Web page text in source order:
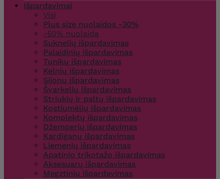
Išpardavimai
Visi
Plus size nuolaidos -30%
-50% nuolaida
Suknelių išpardavimas
Palaidinių išpardavimas
Tunikų išpardavimas
Kelnių išpardavimas
Sijonų išpardavimas
Švarkelių išpardavimas
Striukių ir paltų išpardavimas
Kostiumėlių išpardavimas
Komplektų išpardavimas
Džemperių išpardavimas
Kardiganų išpardavimas
Liemenių išpardavimas
Apatinio trikotažo išpardavimas
Aksesuarų išpardavimas
Megztinių išpardavimas